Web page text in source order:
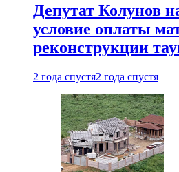
Депутат Колунов
условие оплаты
реконструкции
2 года спустя2 года спустя